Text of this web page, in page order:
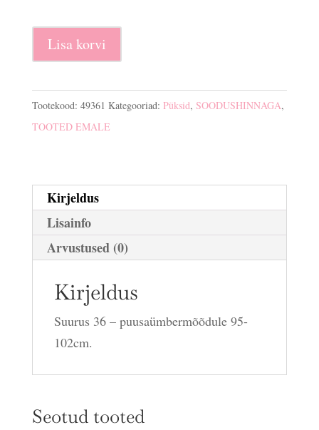
Rasedate
püksid
kogus
Lisa korvi
Tootekood: 49361 Kategooriad: Püksid, SOODUSHINNAGA,
TOOTED EMALE
Kirjeldus
Lisainfo
Arvustused (0)
Kirjeldus
Suurus 36 – puusaümbermõõdule 95-
102cm.
Seotud tooted